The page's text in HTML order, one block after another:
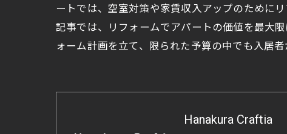
ートでは、空室対策や家賃収入アップのために
記事では、リフォームでアパートの価値を最大
ォーム計画を立て、限られた予算の中でも入居
Hanakura Craftia